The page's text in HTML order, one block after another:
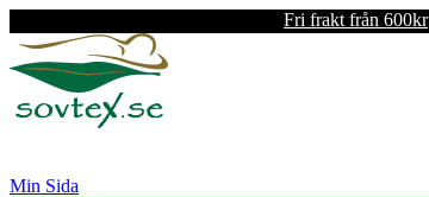
Fri frakt från 600kr
Min Sida